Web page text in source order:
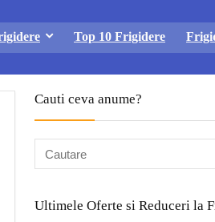
Top 10 Frigidere
Cauti ceva anume?
Ultimele Oferte si Reduceri la